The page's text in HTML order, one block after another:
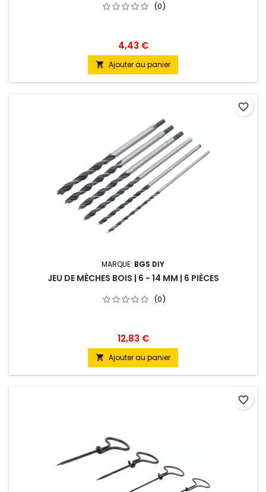
(0)
4,43 €
 Ajouter au panier
MARQUE: BGS DIY
JEU DE MÈCHES BOIS | 6 - 14 MM | 6 PIÈCES
(0)
12,83 €
 Ajouter au panier
favorite_border
favorite_border